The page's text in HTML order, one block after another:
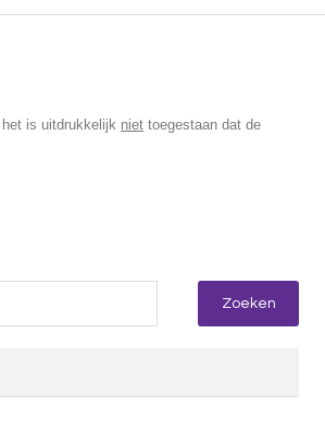
is uitdrukkelijk niet toegestaan dat de